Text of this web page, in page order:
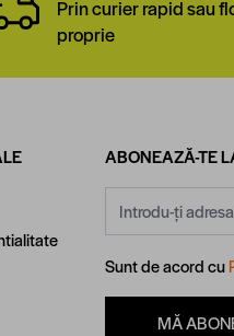
Prin curier rapid sau
proprie
ABONEAZĂ-TE
Sunt de acord cu
MĂ